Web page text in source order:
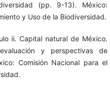
(pp. 9-13). México:
y Uso de la Biodiversidad.
ii. Capital natural de México.
y perspectivas de
Comisión Nacional para el